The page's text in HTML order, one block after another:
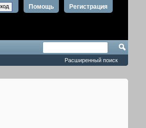
Регистрация
Помощь
Расширенный поиск